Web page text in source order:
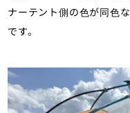
ナーテント側の色が同色
です。